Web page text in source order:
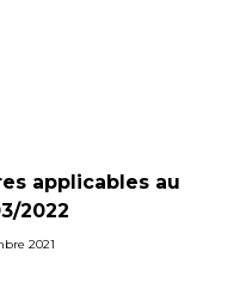
applicables au
2022
2021